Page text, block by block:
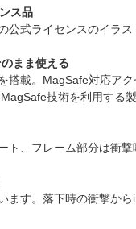
ス品
公式ライセンスのイラ
まま使える
搭載。MagSafe対応ア
技術を利用する
ト、フレーム部分は衝
ます。落下時の衝撃から